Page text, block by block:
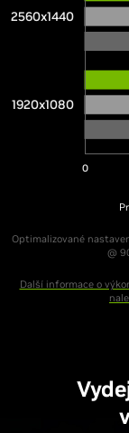
0
2560x1440
1920x1080
Optimalizované
@
Další informace o